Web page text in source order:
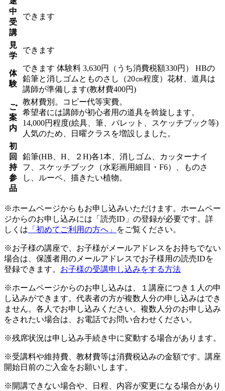
中
受
講
できます
見
学
できます
体
験
できます 体験料 3,630円（うち消費税額330円） HBの
鉛筆と消しゴムとものさし（20㎝程度）花材、道具は
講師が準備します(教材費400円)
ご
案
内
教材費別。コピー代等実費。
希望者には講師が初心者用の道具を斡旋します。
14,000円程度(絵具、筆、パレット、スケッチブック等)
人気のため、日曜クラスを増設しました。
初
回
持
参
品
鉛筆(HB、H、２H)各1本、消しゴム、カッターナイ
フ、スケッチブック（水彩画用細目・F6）、ものさ
し、ルーペ、描きたい植物。
※ホームページからもお申し込みいただけます。ホームペー
ジからのお申し込みには「読売ID」の登録が必要です。詳
しくは 「初めてご利用の方へ」 をご覧ください。
※お子様の講座で、お子様がメールアドレスをお持ちでない
場合は、保護者用のメールアドレスでお子様用の読売IDを
登録できます。 お子様の受講申し込みをする方法
※ホームページからのお申し込みは、１講座につき１人の申
し込みができます。代表者の方が複数人分の申し込みはでき
ません。各人でお申し込みください。複数人分のお申し込み
をされたい場合は、お電話でお問い合わせください。
※残席状況は申し込み手続き中に変動する場合があります。
※受講料や維持費、教材費等は消費税込みの金額です。講座
開始日前のご入金をお願いします。
※開講できない場合や、日程、内容が変更になる場合があり